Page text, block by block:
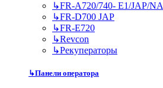
↳FR-A720/740- E1/JAP/NA
↳FR-D700 JAP
↳FR-E720
↳Revcon
↳Рекуператоры
↳Панели оператора